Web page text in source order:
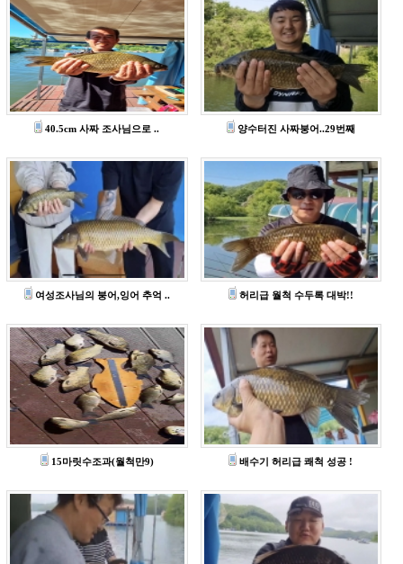
40.5cm 사짜 조사님으로 .. 양수터진 사짜붕어..29번째
여성조사님의 붕어,잉어 추억 .. 허리급 월척 수두록 대박!!
15마릿수조과(월척만9) 배수기 허리급 쾌척 성공 !